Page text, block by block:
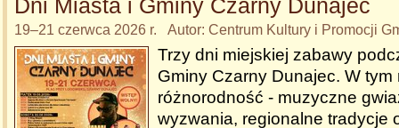
Dni Miasta i Gminy Czarny Dunajec
19–21 czerwca 2026 r. Autor: Centrum Kultury i Promocji
Trzy dni miejskiej zabawy
Gminy Czarny Dunajec. W
różnorodność - muzyczne
wyzwania, regionalne tradycje